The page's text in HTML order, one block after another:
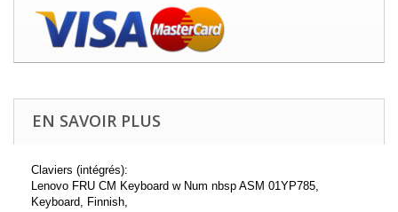
EN SAVOIR PLUS
Claviers (intégrés):
Lenovo FRU CM Keyboard w Num nbsp ASM 01YP785,
Keyboard, Finnish,